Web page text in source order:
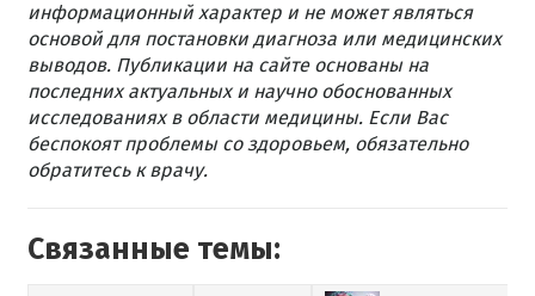
информационный характер и не может являться
основой для постановки диагноза или медицинских
выводов. Публикации на сайте основаны на
последних актуальных и научно обоснованных
исследованиях в области медицины. Если Вас
беспокоят проблемы со здоровьем, обязательно
обратитесь к врачу.
Связанные темы: